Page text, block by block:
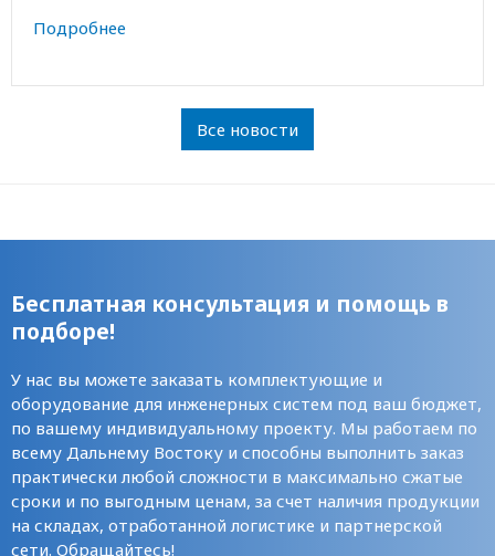
Подробнее
Все новости
Бесплатная консультация и помощь в
подборе!
У нас вы можете заказать комплектующие и
оборудование для инженерных систем под ваш бюджет,
по вашему индивидуальному проекту. Мы работаем по
всему Дальнему Востоку и способны выполнить заказ
практически любой сложности в максимально сжатые
сроки и по выгодным ценам, за счет наличия продукции
на складах, отработанной логистике и партнерской
сети. Обращайтесь!